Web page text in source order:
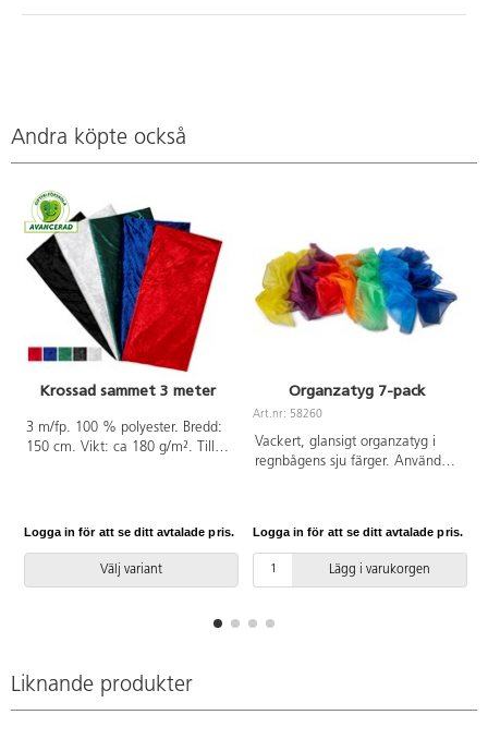
Andra köpte också
Krossad sammet 3 meter
3 m/fp. 100 % polyester. Bredd:
150 cm. Vikt: ca 180 g/m². Till
Logga in för att se ditt avtalade pris.
Välj variant
Organzatyg 7-pack
Art.nr: 58260
Vackert, glansigt organzatyg i
regnbågens sju färger. Används
Innehåller 7 olika färger. PVC-fri.
Logga in för att se ditt avtalade pris.
Lägg i varukorgen
Liknande produkter